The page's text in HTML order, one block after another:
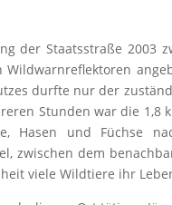
der Staatsstraße 2003
durfte nur der
Stunden war die 1,8
Hasen und Füchse
zwischen dem
viele Wildtiere ihr